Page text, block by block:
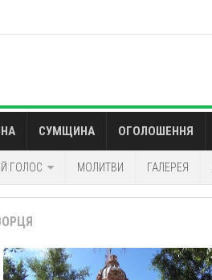
СУМЩИНА ОГОЛОШЕННЯ
ГОЛОС МОЛИТВИ ГАЛЕРЕЯ